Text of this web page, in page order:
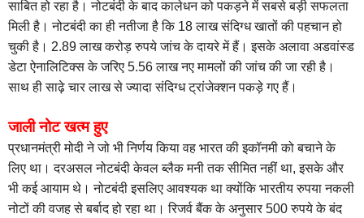
साबित हो रहा है। नोटबंदी के बाद कालेधन को पकड़ने में सबसे बड़ी सफलता
मिली है। नोटबंदी का ही नतीजा है कि 18 लाख संदिग्ध खातों की पहचान हो
चुकी है। 2.89 लाख करोड़ रुपये जांच के दायरे में हैं। इसके अलावा अडवांस्ड
डेटा ऐनालिटिक्स के जरिए 5.56 लाख नए मामलों की जांच की जा रही है।
साथ ही साढ़े चार लाख से ज्यादा संदिग्ध ट्रांजेक्शन पकड़े गए हैं।
जाली नोट खत्म हुए
प्रधानमंत्री मोदी ने जो भी निर्णय किया वह भारत की इकॉनमी को बचाने के
लिए था। दरअसल नोटबंदी केवल ब्लैक मनी तक सीमित नहीं था, इसके और
भी कई आयाम थे। नोटबंदी इसलिए आवश्यक था क्योंकि भारतीय रुपया नकली
नोटों की वजह से बर्बाद हो रहा था। रिजर्व बैंक के अनुसार 500 रुपये के बंद